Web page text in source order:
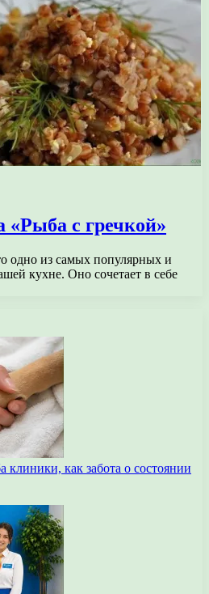
«Рыба с гречкой»
одно из самых популярных и
кухне. Оно сочетает в себе
клиники, как забота о состоянии